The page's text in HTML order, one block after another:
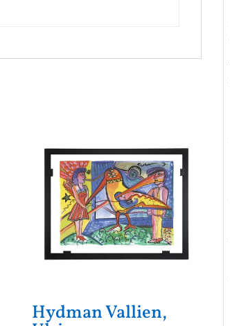
Hydman Vallien,